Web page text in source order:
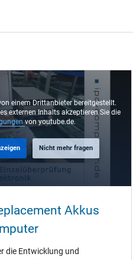
einem Drittanbieter bereitgestellt.
externen Inhalts akzeptieren Sie die
von youtube.de.
Nicht mehr fragen
Akkus
die Entwicklung und